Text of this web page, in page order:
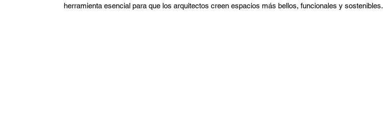
herramienta esencial para que los arquitectos creen espacios más bellos, funcionales y sostenibles.